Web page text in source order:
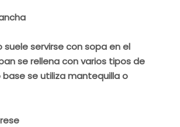
suele servirse con sopa en el
se rellena con varios tipos de
se utiliza mantequilla o